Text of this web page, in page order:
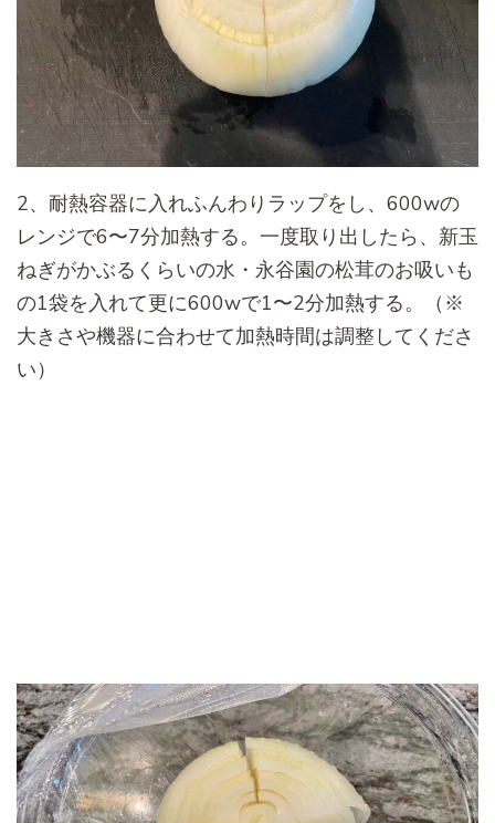
2、耐熱容器に入れふんわりラップをし、600wの
レンジで6〜7分加熱する。一度取り出したら、新玉
ねぎがかぶるくらいの水・永谷園の松茸のお吸いも
の1袋を入れて更に600wで1〜2分加熱する。（※
大きさや機器に合わせて加熱時間は調整してくださ
い）